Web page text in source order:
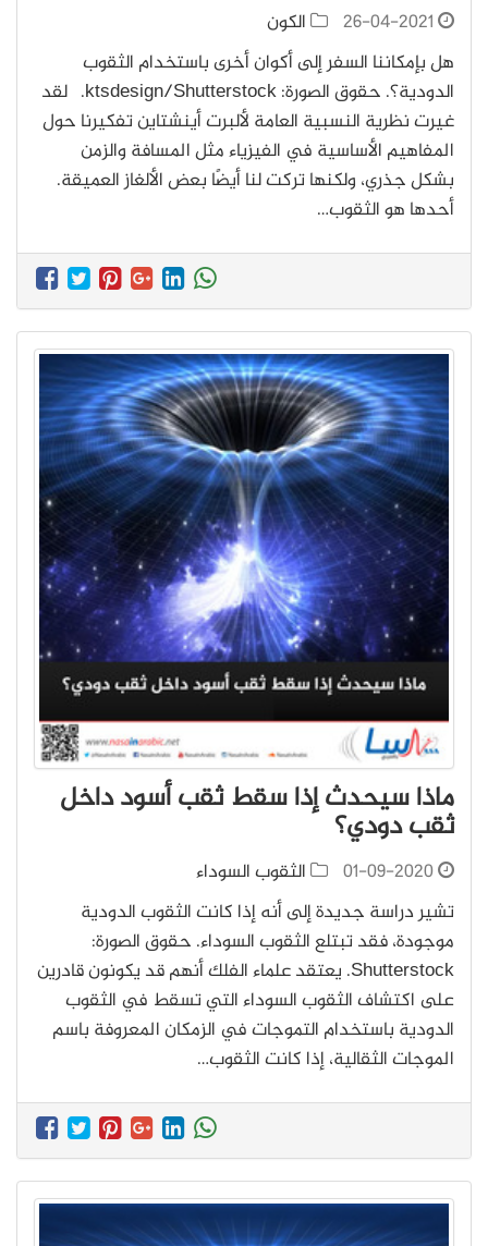
26-04-2021
الكون
هل بإمكاننا السفر إلى أكوان أخرى باستخدام الثقوب
الدودية؟. حقوق الصورة: ktsdesign/Shutterstock. لقد
غيرت نظرية النسبية العامة لألبرت أينشتاين تفكيرنا حول
المفاهيم الأساسية في الفيزياء مثل المسافة والزمن
بشكل جذري، ولكنها تركت لنا أيضًا بعض الألغاز العميقة.
أحدها هو الثقوب…
ماذا سيحدث إذا سقط ثقب أسود داخل
ثقب دودي؟
01-09-2020
الثقوب السوداء
تشير دراسة جديدة إلى أنه إذا كانت الثقوب الدودية
موجودة، فقد تبتلع الثقوب السوداء. حقوق الصورة:
Shutterstock. يعتقد علماء الفلك أنهم قد يكونون قادرين
على اكتشاف الثقوب السوداء التي تسقط في الثقوب
الدودية باستخدام التموجات في الزمكان المعروفة باسم
الموجات الثقالية، إذا كانت الثقوب…